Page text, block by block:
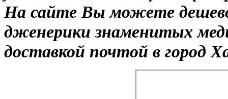
На сайте Вы можете
дженерики знаменитых
доставкой почтой в город